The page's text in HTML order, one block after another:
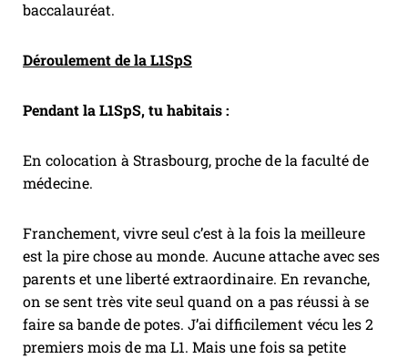
baccalauréat.
Déroulement de la L1SpS
Pendant la L1SpS, tu habitais :
En colocation à Strasbourg, proche de la faculté de
médecine.
Franchement, vivre seul c’est à la fois la meilleure
est la pire chose au monde. Aucune attache avec ses
parents et une liberté extraordinaire. En revanche,
on se sent très vite seul quand on a pas réussi à se
faire sa bande de potes. J’ai difficilement vécu les 2
premiers mois de ma L1. Mais une fois sa petite